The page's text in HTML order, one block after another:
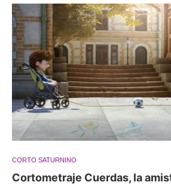
CORTO SATURNINO
Cortometraje Cuerdas, la